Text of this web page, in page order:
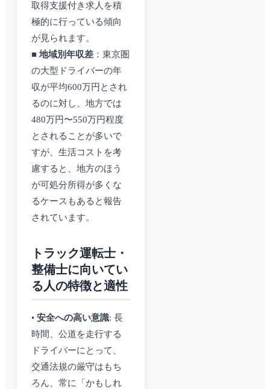
取得支援付き求人を積
極的に行っている傾向
が見られます。
■ 地域別年収差 ：東京圏
の大型ドライバーの年
収が平均600万円とされ
るのに対し、地方では
480万円〜550万円程度
とされることが多いで
すが、生活コストを考
慮すると、地方のほう
が可処分所得が多くな
るケースもあると報告
されています。
トラック運転士・
整備士に向いてい
る人の特徴と適性
• 安全への高い意識: 長
時間、公道を走行する
ドライバーにとって、
交通法規の厳守はもち
ろん、常に「かもしれ